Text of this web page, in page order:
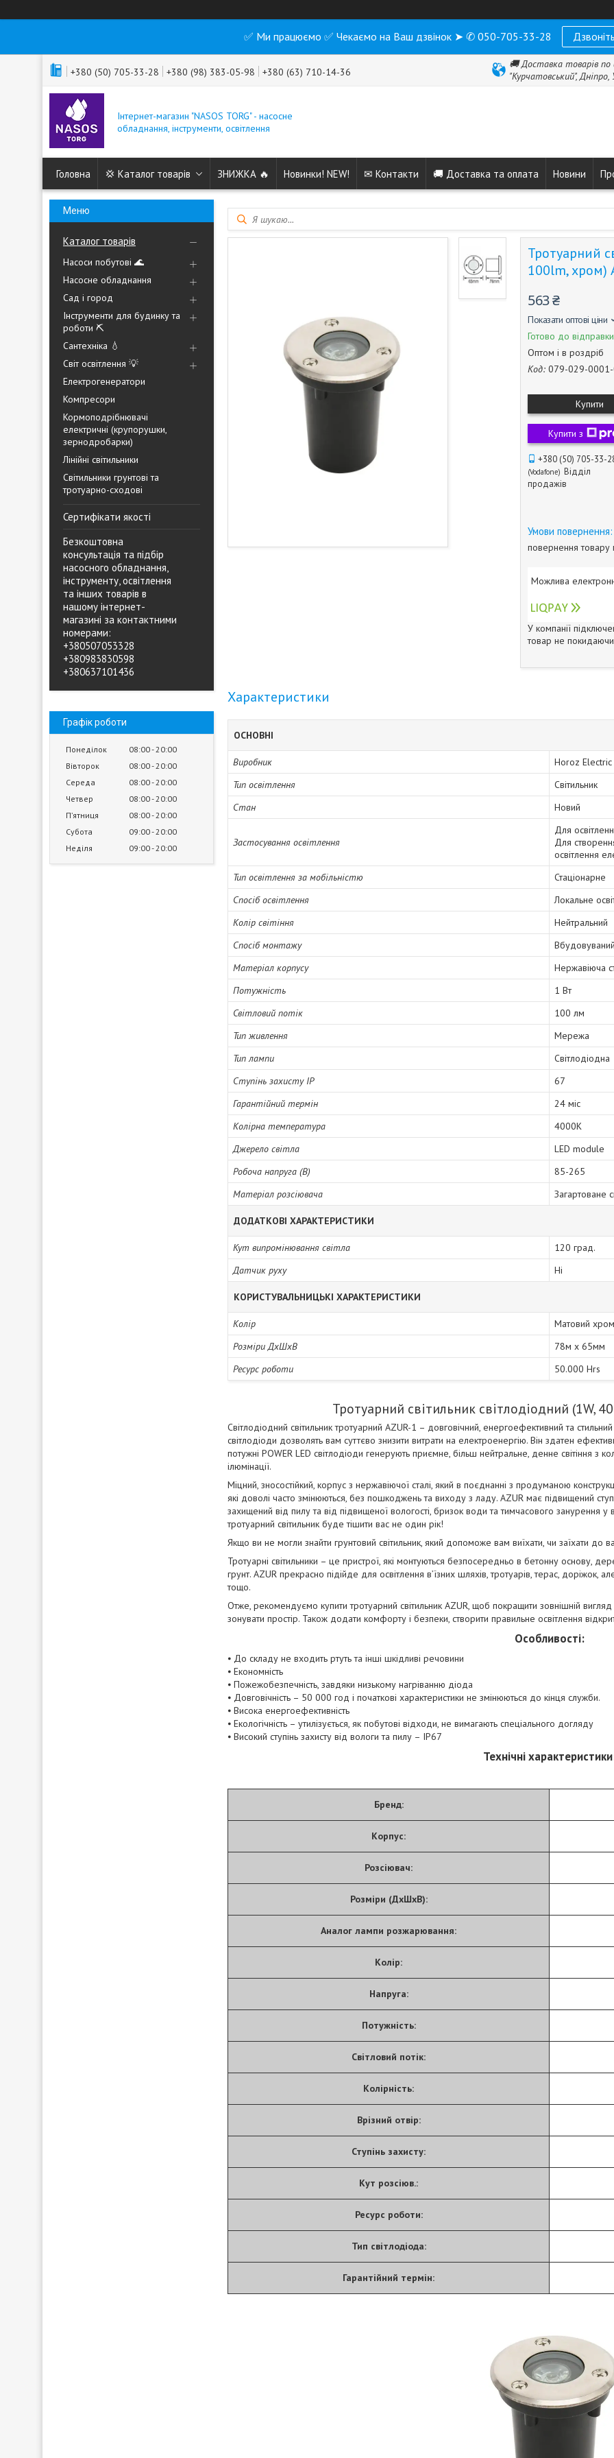
✅ Ми працюємо ✅ Чекаємо на Ваш дзвінок ➤ ✆ 050-705-33-28
+380 (50) 705-33-28 +380 (98) 383-05-98 +380 (63) 710-14-36
🚚 Доставка товарів по
"Курчатовський", Дніпро,
Інтернет-магазин "NASOS TORG" - насосне
обладнання, інструменти, освітлення
Головна 💢 Каталог товарів ЗНИЖКА 🔥 Новинки! NEW! ✉ Контакти 🚚 Доставка та оплата Новини
Каталог товарів
Насоси побутові 🌊
Насосне обладнання
Сад і город
Інструменти для будинку та
роботи ⛏️
Сантехніка 💧
Світ освітлення 💡
Електрогенератори
Компресори
Кормоподрібнювачі
електричні (крупорушки,
зернодробарки)
Лінійні світильники
Світильники грунтові та
тротуарно-сходові
Сертифікати якості
Безкоштовна
консультація та підбір
насосного обладнання,
інструменту, освітлення
та інших товарів в
нашому інтернет-
магазині за контактними
номерами:
+380507053328
+380983830598
+380637101436
Графік роботи
Понеділок 08:00 20:00
Вівторок
08:00 20:00
Середа
08:00 20:00
Четвер
08:00 20:00
Пʼятниця
08:00 20:00
Субота
09:00 20:00
Неділя
09:00 20:00
Тротуарний
100lm, хром)
563 ₴
Показати оптові ціни
Готово до відправки
Оптом і в роздріб
Код: 079-029-
Купити
Купити з
+380 (50) 705-33-
Vodafone Відділ
продажів
повернення товару
У компанії
товар не покидаючи
Характеристики
ОСНОВНІ
Виробник
Horoz Electric
Тип освітлення
Світильник
Стан
Новий
Застосування освітлення
Для
Для
освітлення
Тип освітлення за мобільністю
Стаціонарне
Спосіб освітлення
Локальне
Колір світіння
Нейтральний
Спосіб монтажу
Вбудовуваний
Матеріал корпусу
Нержавіюча
Потужність
1 Вт
Світловий потік
100 лм
Тип живлення
Мережа
Тип лампи
Світлодіодна
Ступінь захисту IP
67
Гарантійний термін
24 міс
Колірна температура
4000К
Джерело світла
LED module
Робоча напруга (В)
85-265
Матеріал розсіювача
Загартоване
ДОДАТКОВІ ХАРАКТЕРИСТИКИ
Кут випромінювання світла
120 град.
Датчик руху
Ні
КОРИСТУВАЛЬНИЦЬКІ ХАРАКТЕРИСТИКИ
Колір
Матовий хром
Розміри ДхШхВ
78м х 65мм
Ресурс роботи
50.000 Hrs
Тротуарний світильник світлодіодний (1W,
Світлодіодний світильник тротуарний AZUR-1 – довговічний, енергоефективний та
світлодіоди дозволять вам суттєво знизити витрати на електроенергію. Він здатен
потужні POWER LED світлодіоди генерують приємне, більш нейтральне, денне світіння
ілюмінації.
Міцний, зносостійкий, корпус з нержавіючої сталі, який в поєднанні з продуманою
які доволі часто змінюються, без пошкоджень та виходу з ладу. AZUR має підвищений
захищений від пилу та від підвищеної вологості, бризок води та тимчасового
тротуарний світильник буде тішити вас не один рік!
Якщо ви не могли знайти грунтовий світильник, який допоможе вам виїхати, чи заїхати
Тротуарні світильники – це пристрої, які монтуються безпосередньо в бетонну основу,
грунт. AZUR прекрасно підійде для освітлення в’їзних шляхів, тротуарів, терас, доріжок,
тощо.
Отже, рекомендуємо купити тротуарний світильник AZUR, щоб покращити зовнішній вигляд
зонувати простір. Також додати комфорту і безпеки, створити правильне освітлення
Особливості:
⦁ До складу не входить ртуть та інші шкідливі речовини
⦁ Економність
⦁ Пожежобезпечність, завдяки низькому нагріванню діода
⦁ Довговічність – 50 000 год і початкові характеристики не змінюються до кінця служби.
⦁ Висока енергоефективність
⦁ Екологічність – утилізується, як побутові відходи, не вимагають спеціального догляду
⦁ Високий ступінь захисту від вологи та пилу – IP67
Технічні
Бренд:
Корпус:
Розсіювач:
Розміри (ДхШхВ):
Аналог лампи розжарювання:
Колір:
Напруга:
Потужність:
Світловий потік:
Колірність:
Врізний отвір:
Ступінь захисту:
Кут розсіюв.:
Ресурс роботи:
Тип світлодіода:
Гарантійний термін: